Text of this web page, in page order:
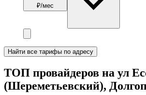
₽/мес
Найти все тарифы по адресу
ТОП провайдеров на ул
(Шереметьевский),